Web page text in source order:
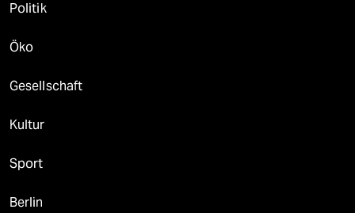
Politik
Öko
Gesellschaft
Kultur
Sport
Berlin